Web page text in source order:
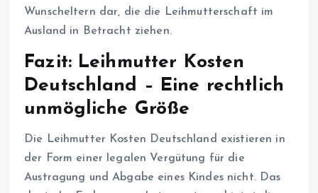
Wunscheltern dar, die die Leihmutterschaft im
Ausland in Betracht ziehen.
Fazit: Leihmutter Kosten
Deutschland – Eine rechtlich
unmögliche Größe
Die Leihmutter Kosten Deutschland existieren in
der Form einer legalen Vergütung für die
Austragung und Abgabe eines Kindes nicht. Das